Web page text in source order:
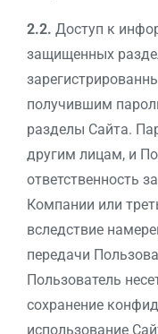
2.2. Доступ к
защищенных
получившим
разделы Сайта.
другим лицам, и
ответственность
Компании или
вследствие
передачи
Пользователь
сохранение
использование